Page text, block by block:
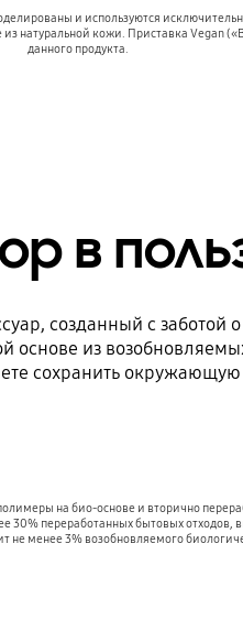
и используются
кожи. Приставка Vegan
данного продукта.
в
созданный с заботой
из
сохранить окружающую
на био-основе и вторично
переработанных бытовых
не менее 3% возобновляемого